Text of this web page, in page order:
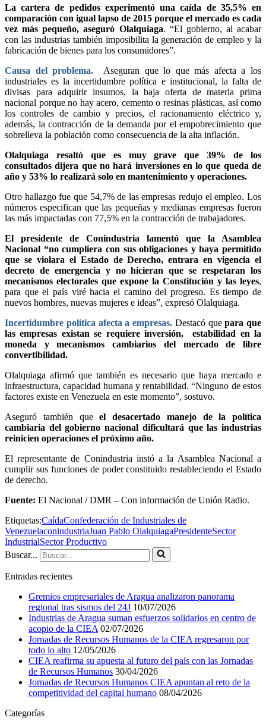
La cartera de pedidos experimentó una caída de 35,5% en
comparación con igual lapso de 2015 porque el mercado es cada
vez más pequeño, aseguró Olalquiaga. “El gobierno, al acabar
con las industrias también imposibilita la generación de empleo y la
fabricación de bienes para los consumidores”.
Causa del problema.
Aseguran que lo que más afecta a los
industriales es la incertidumbre política e institucional, la falta de
divisas para adquirir insumos, la baja oferta de materia prima
nacional porque no hay acero, cemento o resinas plásticas, así como
los controles de cambio y precios, el racionamiento eléctrico y,
además, la contracción de la demanda por el empobrecimiento que
sobrelleva la población como consecuencia de la alta inflación.
Olalquiaga resaltó que es muy grave que 39% de los
consultados dijera que no hará inversiones en lo que queda de
año y 53% lo realizará solo en mantenimiento y operaciones.
Otro hallazgo fue que 54,7% de las empresas redujo el empleo. Los
números especifican que las pequeñas y medianas empresas fueron
las más impactadas con 77,5% en la contracción de trabajadores.
El presidente de Conindustria lamentó que la Asamblea
Nacional “no cumpliera con sus obligaciones y haya permitido
que se violara el Estado de Derecho, entrara en vigencia el
decreto de emergencia y no hicieran que se respetaran los
mecanismos electorales que expone la Constitución y las leyes,
para que el país viré hacia el camino del progreso. Es tiempo de
nuevos hombres, nuevas mujeres e ideas”, expresó Olalquiaga.
Incertidumbre política afecta a empresas. Destacó quepara que
las empresas existan se requiere inversión, estabilidad en la
moneda y mecanismos cambiarios del mercado de libre
convertibilidad.
Olalquiaga afirmó que también es necesario que haya mercado e
infraestructura, capacidad humana y rentabilidad. “Ninguno de estos
factores existe en Venezuela en este momento”, sostuvo.
Aseguró también queel desacertado manejo de la política
cambiaria del gobierno nacional dificultará que las industrias
reinicien operaciones el próximo año.
El representante de Conindustria instó a la Asamblea Nacional a
cumplir sus funciones de poder constituido restableciendo el Estado
de derecho.
Fuente: El Nacional / DMR – Con información de Unión Radio.
Etiquetas:CaídaConfederación de Industriales de
VenezuelaconindustriaJuan Pablo OlalquiagaPresidenteSector
IndustrialSector Productivo
Buscar...
Entradas recientes
Gremios empresariales de Aragua analizaron panorama
regional tras sismos del 24J 10/07/2026
Industrias de Aragua suman esfuerzos solidarios en centro de
acopio de la CIEA 02/07/2026
Jornadas de Recursos Humanos de la CIEA regresaron por
todo lo alto 12/05/2026
CIEA reafirma su apuesta al futuro del país con las Jornadas
de Recursos Humanos 30/04/2026
Jornadas de Recursos Humanos CIEA apuntan al reto de la
competitividad del capital humano 08/04/2026
Categorías